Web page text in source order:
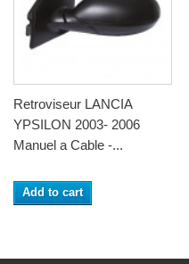
Retroviseur LANCIA
YPSILON 2003- 2006
Manuel a Cable -...
Add to cart